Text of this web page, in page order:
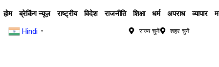
होम ब्रेकिंग न्यूज़ राष्ट्रीय विदेश राजनीति शिक्षा धर्म अपराध व्यापार
Hindi ▼ राज्य चुनें शहर चुनें